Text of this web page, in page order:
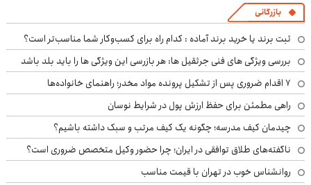
بازرگانی
ثبت برند یا خرید برند آماده : کدام راه برای کسب‌وکار شما مناسب‌تر است؟
بررسی ویژگی های فنی جرثقیل ها: هر بازرسی این ویژگی ها را باید بلد باشد
۷ اقدام ضروری پس از تشکیل پرونده مواد مخدر؛ راهنمای خانواده‌ها
راهی مطمئن برای حفظ ارزش پول در شرایط نوسان
چیدمان کیف مدرسه؛ چگونه یک کیف مرتب و سبک داشته باشیم؟
ناگفته‌های طلاق توافقی در ایران؛ چرا حضور وکیل متخصص ضروری است؟
روانشناس خوب در تهران با قیمت مناسب